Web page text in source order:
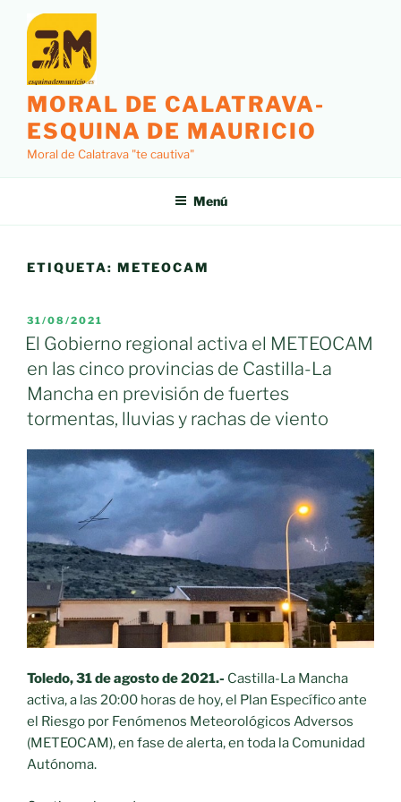
contenido
MORAL DE CALATRAVA-
ESQUINA DE MAURICIO
Moral de Calatrava "te cautiva"
Menú
ETIQUETA: METEOCAM
PUBLICADO
EL
31/08/2021
El Gobierno regional activa el METEOCAM
en las cinco provincias de Castilla-La
Mancha en previsión de fuertes
tormentas, lluvias y rachas de viento
Toledo, 31 de agosto de 2021.- Castilla-La Mancha
activa, a las 20:00 horas de hoy, el Plan Específico ante
el Riesgo por Fenómenos Meteorológicos Adversos
(METEOCAM), en fase de alerta, en toda la Comunidad
Autónoma.